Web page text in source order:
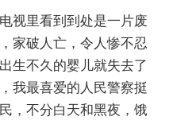
视里看到到处是一片废
家破人亡，令人惨不忍
生不久的婴儿就失去了
我最喜爱的人民警察挺
，不分白天和黑夜，饿